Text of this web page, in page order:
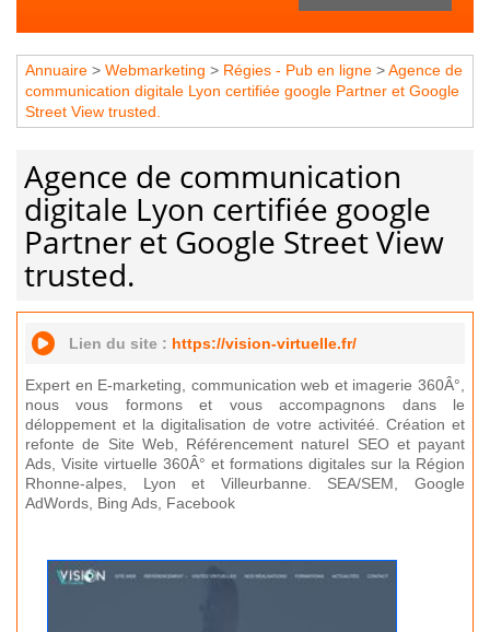
Annuaire > Webmarketing > Régies - Pub en ligne >Agence de
communication digitale Lyon certifiée google Partner et Google
Street View trusted.
Agence de communication
digitale Lyon certifiée google
Partner et Google Street View
trusted.
Lien du site : https://vision-virtuelle.fr/
Expert en E-marketing, communication web et imagerie 360Â°,
nous vous formons et vous accompagnons dans le
déloppement et la digitalisation de votre activitéé. Création et
refonte de Site Web, Référencement naturel SEO et payant
Ads, Visite virtuelle 360Â° et formations digitales sur la Région
Rhonne-alpes, Lyon et Villeurbanne. SEA/SEM, Google
AdWords, Bing Ads, Facebook